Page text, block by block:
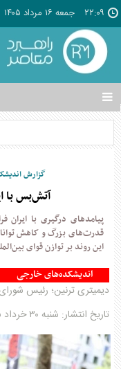
۲۲:۰۹ جمعه ۱۶ مرداد ۱۴۰۵
تغییر
وضعیت
منوی
ها
گزارش
آتش‌بس با
پیامدهای درگیری با
قدرت‌های بزرگ و کاهش
این روند بر توازن قوای
اندیشکده‌های خارجی
دیمیتری ترنین؛ رئیس
تاریخ انتشار: شنبه ۳۰ خرداد ۱۴۰۵